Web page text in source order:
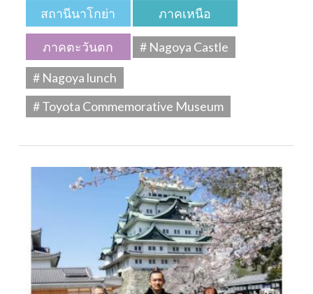
สถานีนาโกย่า ภาคเหนือ
ภาคตะวันตก
# Nagoya Castle
# Nagoya lunch
# Toyota Commemorative Museum